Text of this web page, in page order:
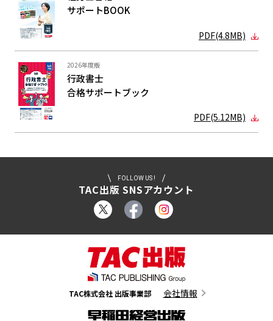
サポートBOOK
PDF(4.8MB)
2026年度版
行政書士
合格サポートブック
PDF(5.12MB)
FOLLOW US !
TAC出版 SNSアカウント
TAC株式会社 出版事業部 会社情報